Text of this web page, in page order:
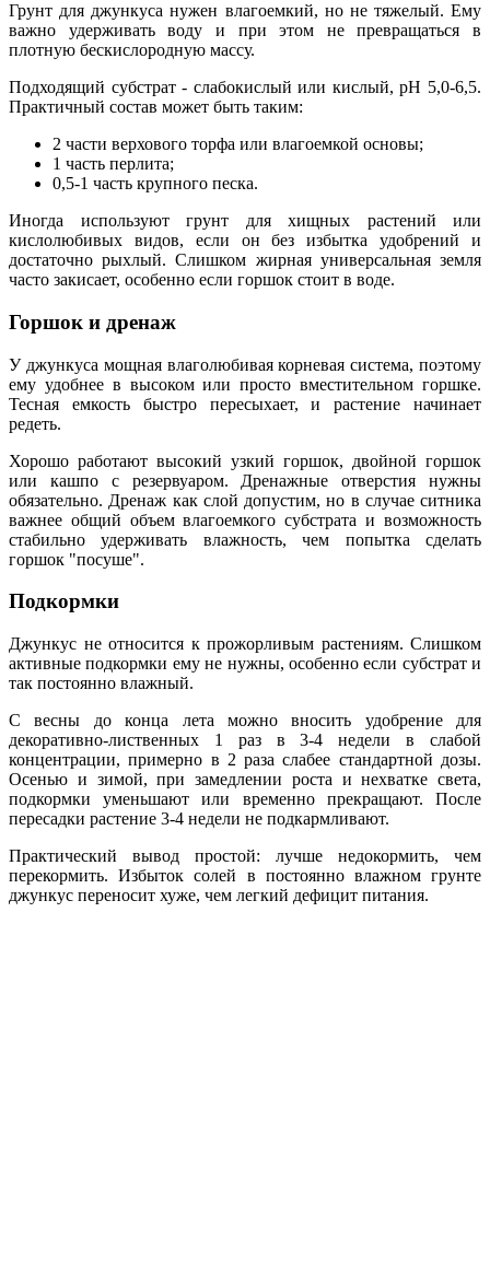
Грунт для джункуса нужен влагоемкий, но не тяжелый. Ему
важно удерживать воду и при этом не превращаться в
плотную бескислородную массу.
Подходящий субстрат - слабокислый или кислый, pH 5,0-6,5.
Практичный состав может быть таким:
2 части верхового торфа или влагоемкой основы;
1 часть перлита;
0,5-1 часть крупного песка.
Иногда используют грунт для хищных растений или
кислолюбивых видов, если он без избытка удобрений и
достаточно рыхлый. Слишком жирная универсальная земля
часто закисает, особенно если горшок стоит в воде.
Горшок и дренаж
У джункуса мощная влаголюбивая корневая система, поэтому
ему удобнее в высоком или просто вместительном горшке.
Тесная емкость быстро пересыхает, и растение начинает
редеть.
Хорошо работают высокий узкий горшок, двойной горшок
или кашпо с резервуаром. Дренажные отверстия нужны
обязательно. Дренаж как слой допустим, но в случае ситника
важнее общий объем влагоемкого субстрата и возможность
стабильно удерживать влажность, чем попытка сделать
горшок "посуше".
Подкормки
Джункус не относится к прожорливым растениям. Слишком
активные подкормки ему не нужны, особенно если субстрат и
так постоянно влажный.
С весны до конца лета можно вносить удобрение для
декоративно-лиственных 1 раз в 3-4 недели в слабой
концентрации, примерно в 2 раза слабее стандартной дозы.
Осенью и зимой, при замедлении роста и нехватке света,
подкормки уменьшают или временно прекращают. После
пересадки растение 3-4 недели не подкармливают.
Практический вывод простой: лучше недокормить, чем
перекормить. Избыток солей в постоянно влажном грунте
джункус переносит хуже, чем легкий дефицит питания.